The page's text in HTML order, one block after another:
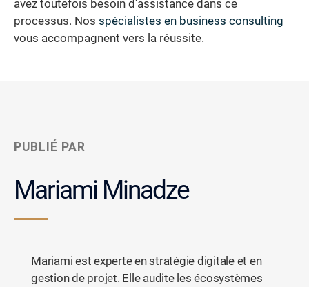
avez toutefois besoin d’assistance dans ce
processus. Nos spécialistes en business consulting
vous accompagnent vers la réussite.
PUBLIÉ PAR
Mariami Minadze
Mariami est experte en stratégie digitale et en
gestion de projet. Elle audite les écosystèmes